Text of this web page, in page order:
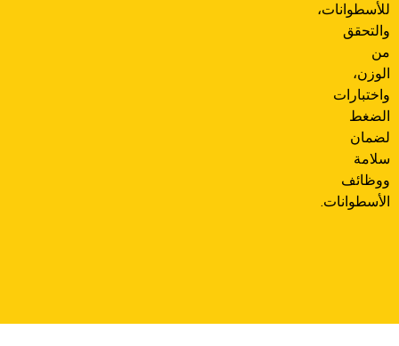
للأسطوانات،
والتحقق
من
الوزن،
واختبارات
الضغط
لضمان
سلامة
ووظائف
الأسطوانات.